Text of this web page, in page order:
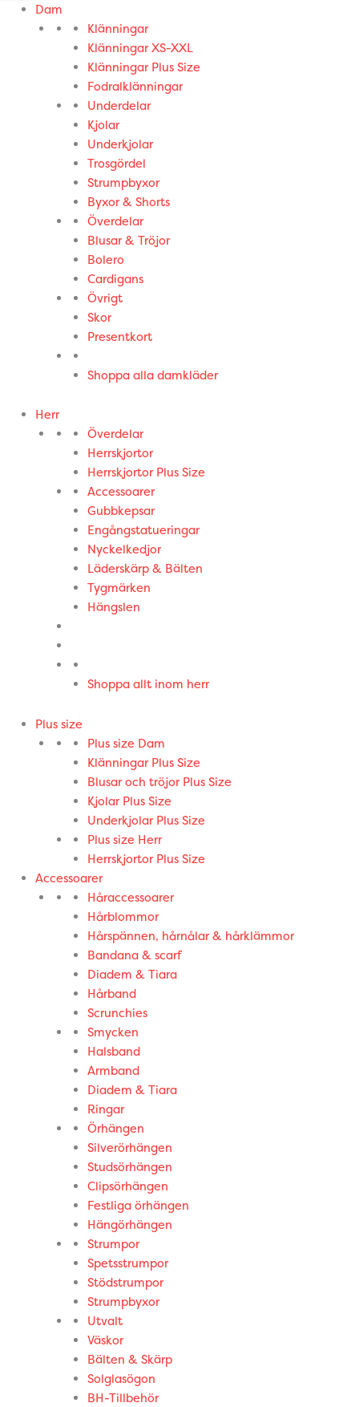
Dam
Klänningar
Klänningar XS-XXL
Klänningar Plus Size
Fodralklänningar
Underdelar
Kjolar
Underkjolar
Trosgördel
Strumpbyxor
Byxor & Shorts
Överdelar
Blusar & Tröjor
Bolero
Cardigans
Övrigt
Skor
Presentkort
Shoppa alla damkläder
Herr
Överdelar
Herrskjortor
Herrskjortor Plus Size
Accessoarer
Gubbkepsar
Engångstatueringar
Nyckelkedjor
Läderskärp & Bälten
Tygmärken
Hängslen
Shoppa allt inom herr
Plus size
Plus size Dam
Klänningar Plus Size
Blusar och tröjor Plus Size
Kjolar Plus Size
Underkjolar Plus Size
Plus size Herr
Herrskjortor Plus Size
Accessoarer
Håraccessoarer
Hårblommor
Hårspännen, hårnålar & hårklämmor
Bandana & scarf
Diadem & Tiara
Hårband
Scrunchies
Smycken
Halsband
Armband
Diadem & Tiara
Ringar
Örhängen
Silverörhängen
Studsörhängen
Clipsörhängen
Festliga örhängen
Hängörhängen
Strumpor
Spetsstrumpor
Stödstrumpor
Strumpbyxor
Utvalt
Väskor
Bälten & Skärp
Solglasögon
BH-Tillbehör